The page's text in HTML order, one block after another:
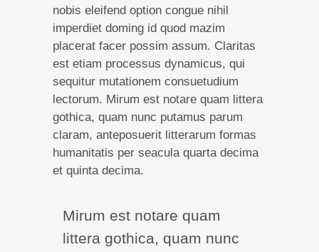
nobis eleifend option congue nihil
imperdiet doming id quod mazim
placerat facer possim assum. Claritas
est etiam processus dynamicus, qui
sequitur mutationem consuetudium
lectorum. Mirum est notare quam littera
gothica, quam nunc putamus parum
claram, anteposuerit litterarum formas
humanitatis per seacula quarta decima
et quinta decima.
Mirum est notare quam
littera gothica, quam nunc